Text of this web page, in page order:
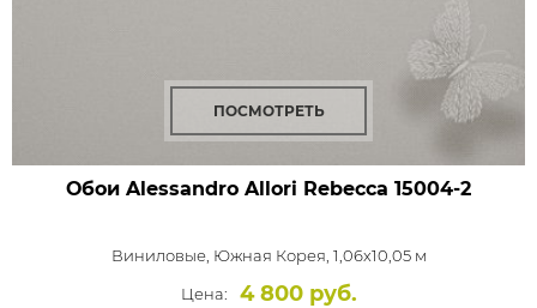
ПОСМОТРЕТЬ
Обои Alessandro Allori Rebecca 15004-2
Виниловые, Южная Корея, 1,06x10,05 м
Цена:
4 800 руб.